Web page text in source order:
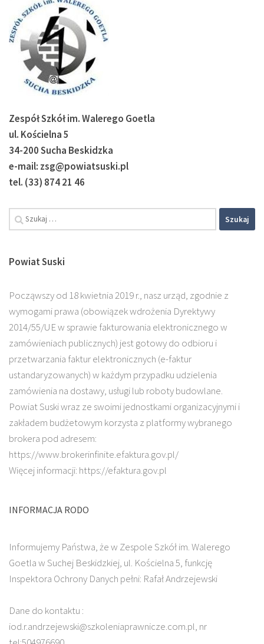
Zespół Szkół im. Walerego Goetla
ul. Kościelna 5
34-200 Sucha Beskidzka
e-mail: zsg@powiatsuski.pl
tel. (33) 874 21 46
Powiat Suski
Począwszy od 18 kwietnia 2019 r., nasz urząd, zgodnie z
wymogami prawa (obowiązek wdrożenia Dyrektywy
2014/55/UE w sprawie fakturowania elektronicznego w
zamówieniach publicznych) jest gotowy do odbioru i
przetwarzania faktur elektronicznych (e-faktur
ustandaryzowanych) w każdym przypadku udzielenia
zamówienia na dostawy, usługi lub roboty budowlane.
Powiat Suski wraz ze swoimi jednostkami organizacyjnymi i
zakładem budżetowym korzysta z platformy wybranego
brokera pod adresem:
https://www.brokerinfinite.efaktura.gov.pl/
Więcej informacji: https://efaktura.gov.pl
INFORMACJA RODO
Informujemy Państwa, że w Zespole Szkół im. Walerego
Goetla w Suchej Beskidzkiej, ul. Kościelna 5, funkcję
Inspektora Ochrony Danych pełni: Rafał Andrzejewski
Dane do kontaktu :
iod.r.andrzejewski@szkoleniaprawnicze.com.pl, nr